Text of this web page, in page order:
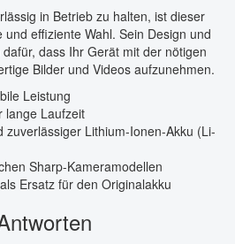
in Betrieb zu halten, ist dieser
effiziente Wahl. Sein Design und
dass Ihr Gerät mit der nötigen
Bilder und Videos aufzunehmen.
Leistung
lange Laufzeit
zuverlässiger Lithium-Ionen-Akku (Li-
Sharp-Kameramodellen
Ersatz für den Originalakku